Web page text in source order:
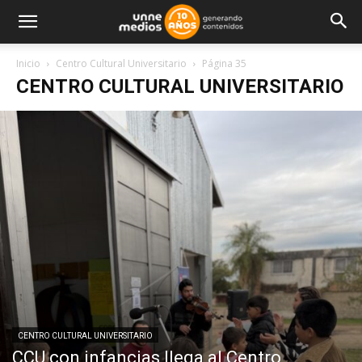
Inicio Centro Cultural Universitario Página 35
CENTRO CULTURAL UNIVERSITARIO
CENTRO CULTURAL UNIVERSITARIO
CCU con infancias llega al Centro